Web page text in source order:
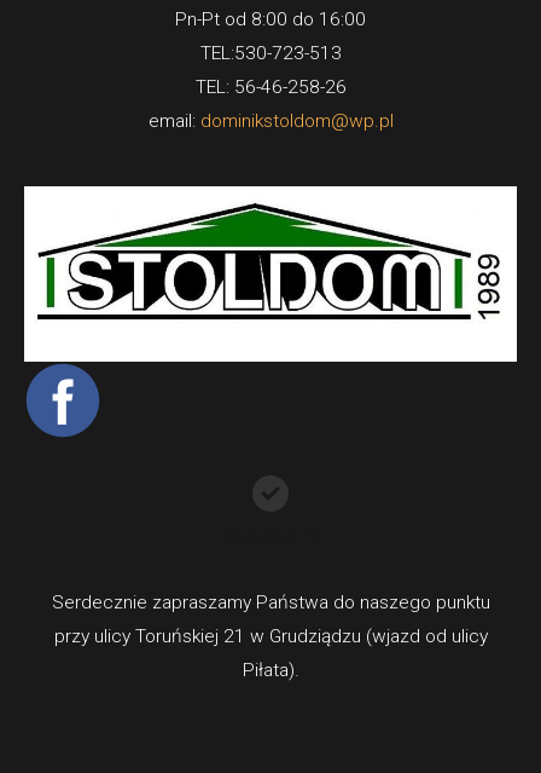
Pn-Pt od 8:00 do 16:00
TEL:530-723-513
TEL: 56-46-258-26
email: dominikstoldom@wp.pl
Serdecznie zapraszamy Państwa do naszego punktu
przy ulicy Toruńskiej 21 w Grudziądzu (wjazd od ulicy
Piłata).